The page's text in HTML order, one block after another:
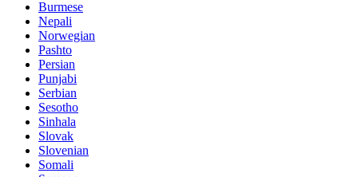
Burmese
Nepali
Norwegian
Pashto
Persian
Punjabi
Serbian
Sesotho
Sinhala
Slovak
Slovenian
Somali